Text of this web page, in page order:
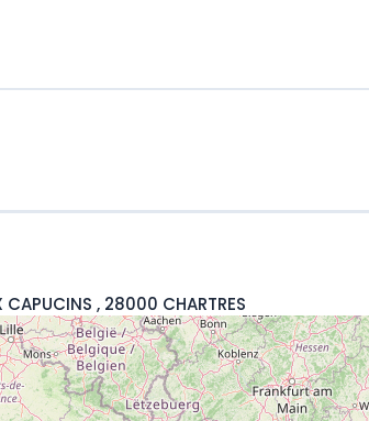
CAPUCINS , 28000 CHARTRES